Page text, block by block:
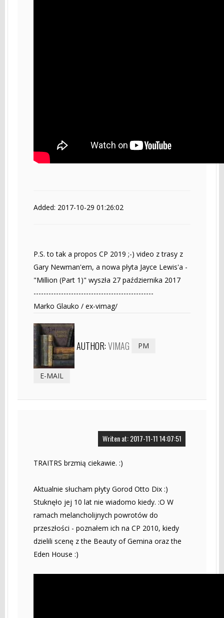
Added: 2017-10-29 01:26:02
P.S. to tak a propos CP 2019 ;-) video z trasy z
Gary Newman'em, a nowa płyta Jayce Lewis'a -
"Million (Part 1)" wyszła 27 października 2017
------------------------------------------------
Marko Glauko / ex-vimag/
AUTHOR:VIMAG PM
E-MAIL
Writen at: 2017-11-11 14:07:51
TRAITRS brzmią ciekawie. :)
Aktualnie słucham płyty Gorod Otto Dix :)
Stuknęło jej 10 lat nie wiadomo kiedy. :O W
ramach melancholijnych powrotów do
przeszłości - poznałem ich na CP 2010, kiedy
dzielili scenę z the Beauty of Gemina oraz the
Eden House :)